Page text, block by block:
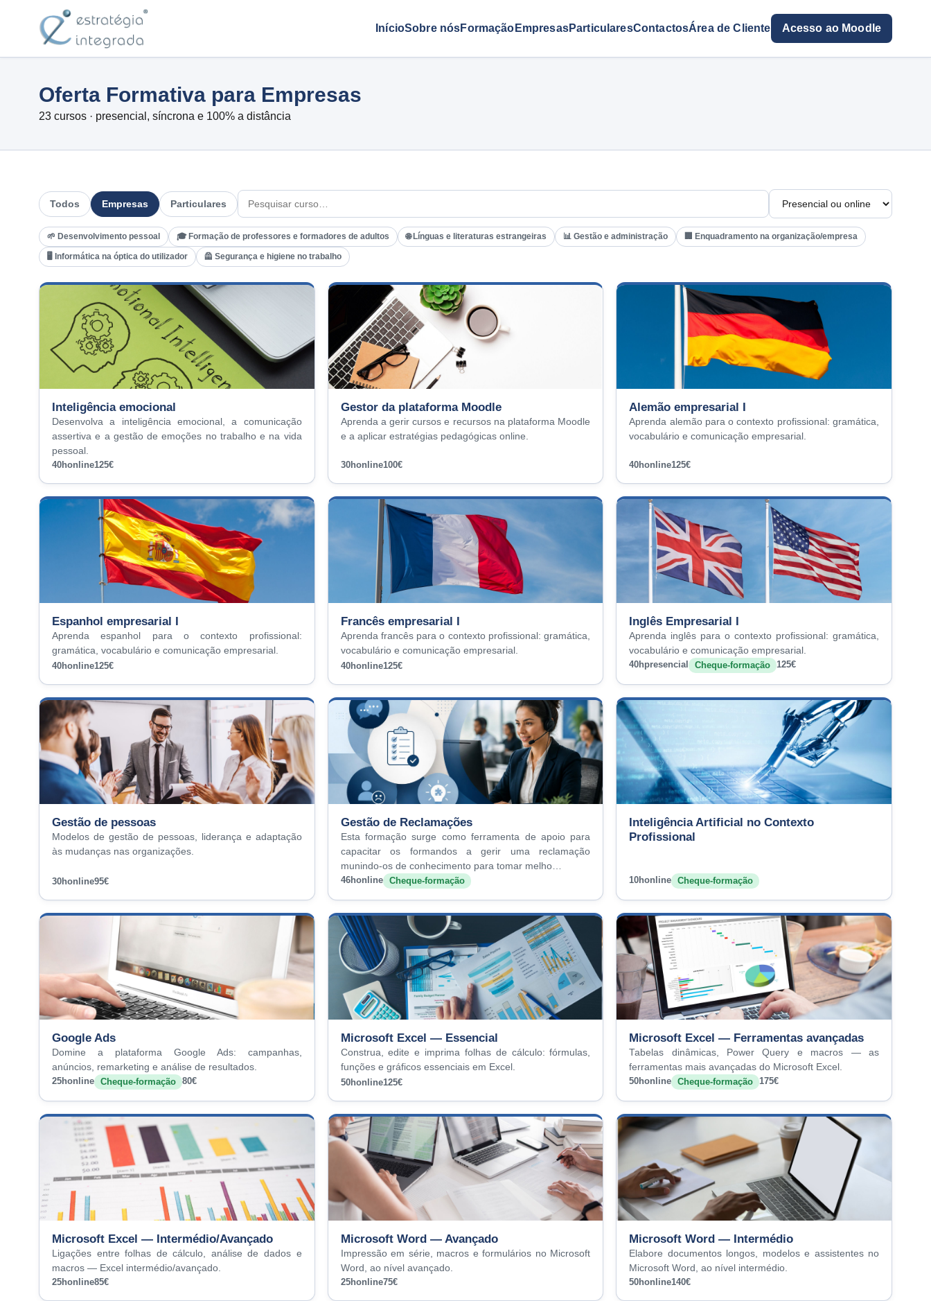
InícioSobre nósFormação EmpresasParticularesContactosÁrea de Cliente Acesso ao Moodle
Oferta Formativa para Empresas
23 cursos · presencial, síncrona e 100% a distância
Todos Empresas Particulares
🌱 Desenvolvimento pessoal 🎓 Formação de professores e formadores de adultos 🌐 Línguas e literaturas estrangeiras 📊 Gestão e administração 🏢 Enquadramento na organização/empresa
🖥️ Informática na óptica do utilizador 🦺 Segurança e higiene no trabalho
Inteligência emocional
Desenvolva a inteligência emocional, a comunicação
assertiva e a gestão de emoções no trabalho e na vida
pessoal.
40honline125€
Gestor da plataforma Moodle
Aprenda a gerir cursos e recursos na plataforma Moodle
e a aplicar estratégias pedagógicas online.
30honline100€
Alemão empresarial I
Aprenda alemão para o contexto profissional: gramática,
vocabulário e comunicação empresarial.
40honline125€
Espanhol empresarial I
Aprenda espanhol para o contexto profissional:
gramática, vocabulário e comunicação empresarial.
40honline125€
Francês empresarial I
Aprenda francês para o contexto profissional: gramática,
vocabulário e comunicação empresarial.
40honline125€
Inglês Empresarial I
Aprenda inglês para o contexto profissional: gramática,
vocabulário e comunicação empresarial.
40hpresencial Cheque-formação 125€
Gestão de pessoas
Modelos de gestão de pessoas, liderança e adaptação
às mudanças nas organizações.
30honline95€
Gestão de Reclamações
Esta formação surge como ferramenta de apoio para
capacitar os formandos a gerir uma reclamação
munindo-os de conhecimento para tomar melho…
46honline Cheque-formação
Inteligência Artificial no Contexto
Profissional
10honline Cheque-formação
Google Ads
Domine a plataforma Google Ads: campanhas,
anúncios, remarketing e análise de resultados.
25honline Cheque-formação 80€
Microsoft Excel — Essencial
Construa, edite e imprima folhas de cálculo: fórmulas,
funções e gráficos essenciais em Excel.
50honline125€
Microsoft Excel — Ferramentas avançadas
Tabelas dinâmicas, Power Query e macros — as
ferramentas mais avançadas do Microsoft Excel.
50honline Cheque-formação 175€
Microsoft Excel — Intermédio/Avançado
Ligações entre folhas de cálculo, análise de dados e
macros — Excel intermédio/avançado.
25honline85€
Microsoft Word — Avançado
Impressão em série, macros e formulários no Microsoft
Word, ao nível avançado.
25honline75€
Microsoft Word — Intermédio
Elabore documentos longos, modelos e assistentes no
Microsoft Word, ao nível intermédio.
50honline140€